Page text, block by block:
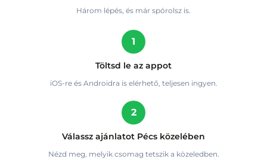
Három lépés, és már spórolsz is.
1
Töltsd le az appot
iOS-re és Androidra is elérhető, teljesen ingyen.
2
Válassz ajánlatot Pécs közelében
Nézd meg, melyik csomag tetszik a közeledben.